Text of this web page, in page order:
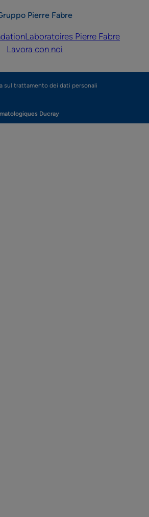
Pierre Fabre
Laboratoires Pierre Fabre
Lavora con noi
sul trattamento dei dati personali
Ducray